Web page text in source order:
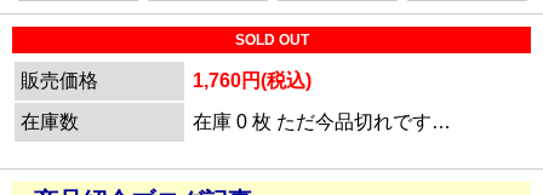
SOLD OUT
販売価格
1,760円(税込)
在庫数
在庫 0 枚 ただ今品切れです…